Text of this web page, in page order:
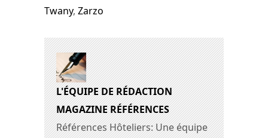
Twany, Zarzo
L'ÉQUIPE DE RÉDACTION
MAGAZINE RÉFÉRENCES
Références Hôteliers: Une équipe